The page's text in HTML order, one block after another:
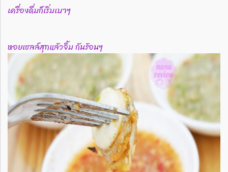
เครื่องดื่มก็เริ่มเบาๆ
หอยเชลล์สุกแล้วจิ้ม กันร้อนๆ